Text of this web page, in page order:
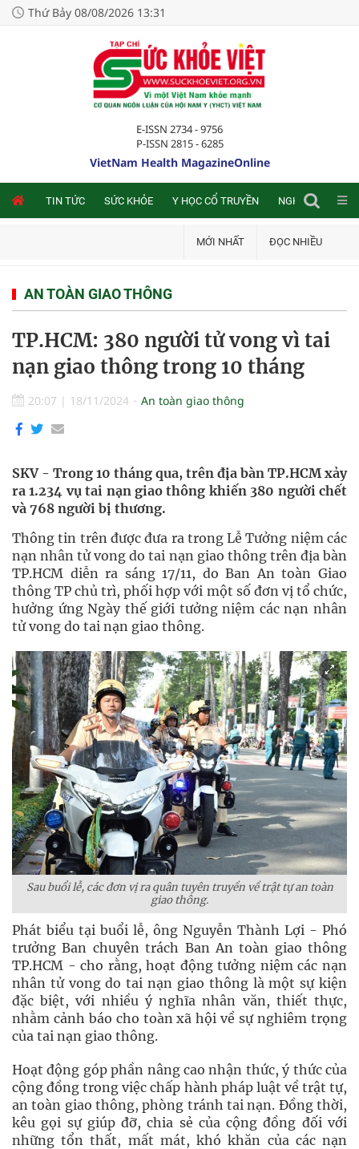
Thứ Bảy 08/08/2026 13:31
E-ISSN 2734 - 9756
P-ISSN 2815 - 6285
VietNam Health MagazineOnline
TIN TỨC SỨC KHỎE Y HỌC CỔ TRUYỀN NGHIÊN CỨU
MỚI NHẤT ĐỌC NHIỀU
AN TOÀN GIAO THÔNG
TP.HCM: 380 người tử vong vì tai
nạn giao thông trong 10 tháng
20:07 | 18/11/2024 An toàn giao thông
SKV - Trong 10 tháng qua, trên địa bàn TP.HCM xảy
ra 1.234 vụ tai nạn giao thông khiến 380 người chết
và 768 người bị thương.
Thông tin trên được đưa ra trong Lễ Tưởng niệm các
nạn nhân tử vong do tai nạn giao thông trên địa bàn
TP.HCM diễn ra sáng 17/11, do Ban An toàn Giao
thông TP chủ trì, phối hợp với một số đơn vị tổ chức,
hưởng ứng Ngày thế giới tưởng niệm các nạn nhân
tử vong do tai nạn giao thông.
Sau buổi lễ, các đơn vị ra quân tuyên truyền về trật tự an toàn
giao thông.
Phát biểu tại buổi lễ, ông Nguyễn Thành Lợi - Phó
trưởng Ban chuyên trách Ban An toàn giao thông
TP.HCM - cho rằng, hoạt động tưởng niệm các nạn
nhân tử vong do tai nạn giao thông là một sự kiện
đặc biệt, với nhiều ý nghĩa nhân văn, thiết thực,
nhằm cảnh báo cho toàn xã hội về sự nghiêm trọng
của tai nạn giao thông.
Hoạt động góp phần nâng cao nhận thức, ý thức của
cộng đồng trong việc chấp hành pháp luật về trật tự,
an toàn giao thông, phòng tránh tai nạn. Đồng thời,
kêu gọi sự giúp đỡ, chia sẻ của cộng đồng đối với
những tổn thất, mất mát, khó khăn của các nạn